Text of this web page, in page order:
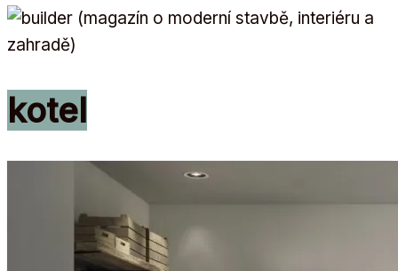
kotel